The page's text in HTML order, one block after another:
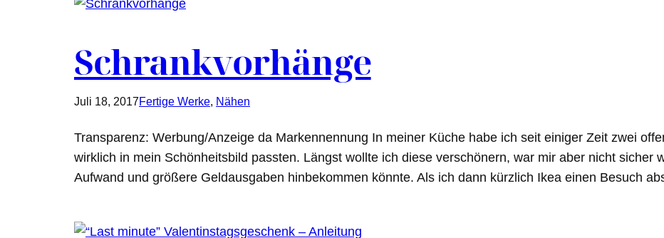
Schrankvorhänge
Juli 18, 2017Fertige Werke, Nähen
Transparenz: Werbung/Anzeige da Markennennung In meiner Küche habe ich seit einiger Zeit zwei
wirklich in mein Schönheitsbild passten. Längst wollte ich diese verschönern, war mir aber nicht sicher
Aufwand und größere Geldausgaben hinbekommen könnte. Als ich dann kürzlich Ikea einen Besuch